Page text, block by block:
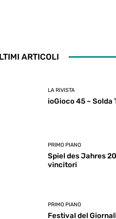
ARTICOLI
LA RIVISTA
ioGioco 45 – Solda
PRIMO PIANO
Spiel des Jahres
vincitori
PRIMO PIANO
Festival del